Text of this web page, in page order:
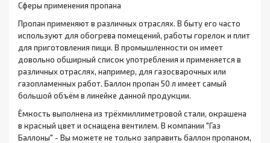
Сферы применения пропана
Пропан применяют в различных отраслях. В быту его часто
используют для обогрева помещений, работы горелок и плит
для приготовления пищи. В промышленности он имеет
довольно обширный список употребления и применяется в
различных отраслях, например, для газосварочных или
газопламенных работ. Баллон пропан 50 л имеет самый
большой объём в линейке данной продукции.
Ёмкость выполнена из трёхмиллиметровой стали, окрашена
в красный цвет и оснащена вентилем. В компании "Газ
Баллоны" - Вы можете не только заправить баллон пропаном,